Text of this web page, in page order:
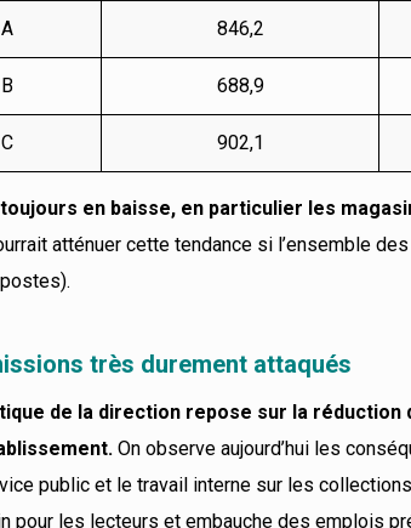
846,2
688,9
902,1
en baisse, en particulier les
atténuer cette tendance si l’ensemble
très durement attaqués
de la direction repose sur la
On observe aujourd’hui les
public et le travail interne sur les
pour les lecteurs et embauche des emplois